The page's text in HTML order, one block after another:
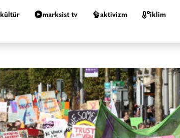
kültür marksist tv aktivizm i̇klim